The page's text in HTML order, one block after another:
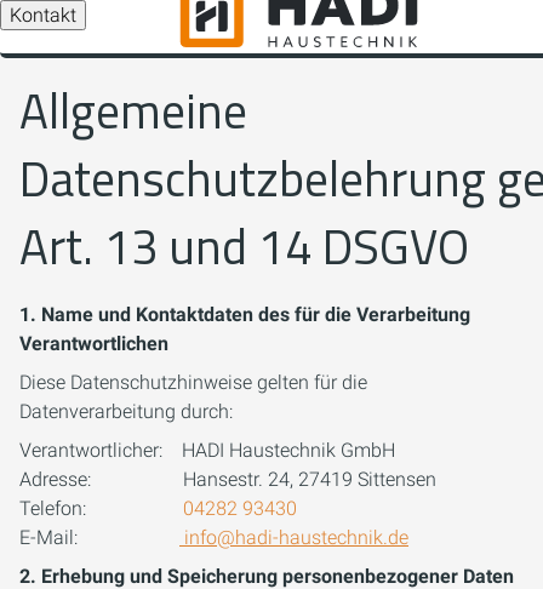
Kontakt
Allgemeine
Datenschutzbelehrung
Art. 13 und 14 DSGVO
1. Name und Kontaktdaten des für die Verarbeitung
Verantwortlichen
Diese Datenschutzhinweise gelten für die
Datenverarbeitung durch:
Verantwortlicher: ​ HADI Haustechnik GmbH
Adresse: ​​ Hansestr. 24, 27419 Sittensen
Telefon: ​​ 04282 93430
E-Mail:
info@hadi-haustechnik.de
2. Erhebung und Speicherung personenbezogener Daten